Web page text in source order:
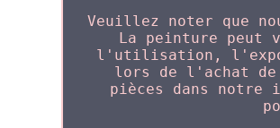
Veuillez noter que
La peinture peut
l'utilisation,
lors de l'achat de
pièces dans notre